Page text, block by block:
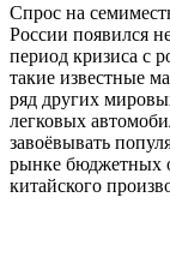
Спрос на
России появился
период кризиса с
такие известные
ряд других
легковых
завоёвывать
рынке бюджетных
китайского